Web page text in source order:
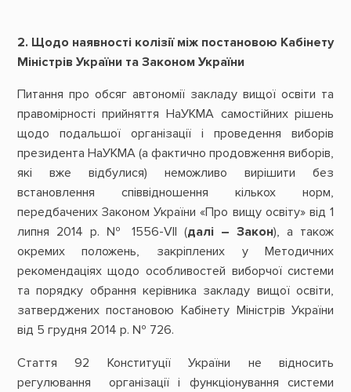
2. Щодо наявності колізії між постановою Кабінету
Міністрів України та Законом України
Питання про обсяг автономії закладу вищої освіти та
правомірності прийняття НаУКМА самостійних рішень
щодо подальшої організації і проведення виборів
президента НаУКМА (а фактично продовження виборів,
які вже відбулися) неможливо вирішити без
встановлення співвідношення кількох норм,
передбачених Законом України «Про вищу освіту» від 1
липня 2014 р. № 1556-VII (далі – Закон), а також
окремих положень, закріплених у Методичних
рекомендаціях щодо особливостей виборчої системи
та порядку обрання керівника закладу вищої освіти,
затверджених постановою Кабінету Міністрів України
від 5 грудня 2014 р. № 726.
Стаття 92 Конституції України не відносить
регулювання організації і функціонування системи